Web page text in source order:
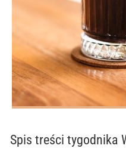
Spis treści tygodnika